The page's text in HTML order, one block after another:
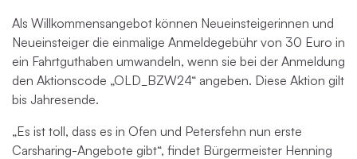
Als Willkommensangebot können Neueinsteigerinnen und
Neueinsteiger die einmalige Anmeldegebühr von 30 Euro in
ein Fahrtguthaben umwandeln, wenn sie bei der Anmeldung
den Aktionscode „OLD_BZW24“ angeben. Diese Aktion gilt
bis Jahresende.
„Es ist toll, dass es in Ofen und Petersfehn nun erste
Carsharing-Angebote gibt“, findet Bürgermeister Henning